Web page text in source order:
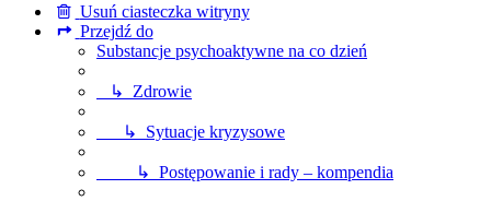
Usuń ciasteczka witryny
Przejdź do
Substancje psychoaktywne na co dzień
↳ Zdrowie
↳ Sytuacje kryzysowe
↳ Postępowanie i rady – kompendia